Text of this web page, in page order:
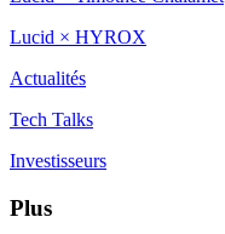
Lucid × HYROX
Actualités
Tech Talks
Investisseurs
Plus